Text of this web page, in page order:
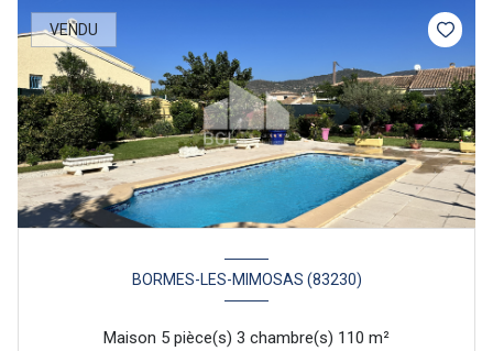
VENDU
BORMES-LES-MIMOSAS (83230)
Maison 5 pièce(s) 3 chambre(s) 110 m²